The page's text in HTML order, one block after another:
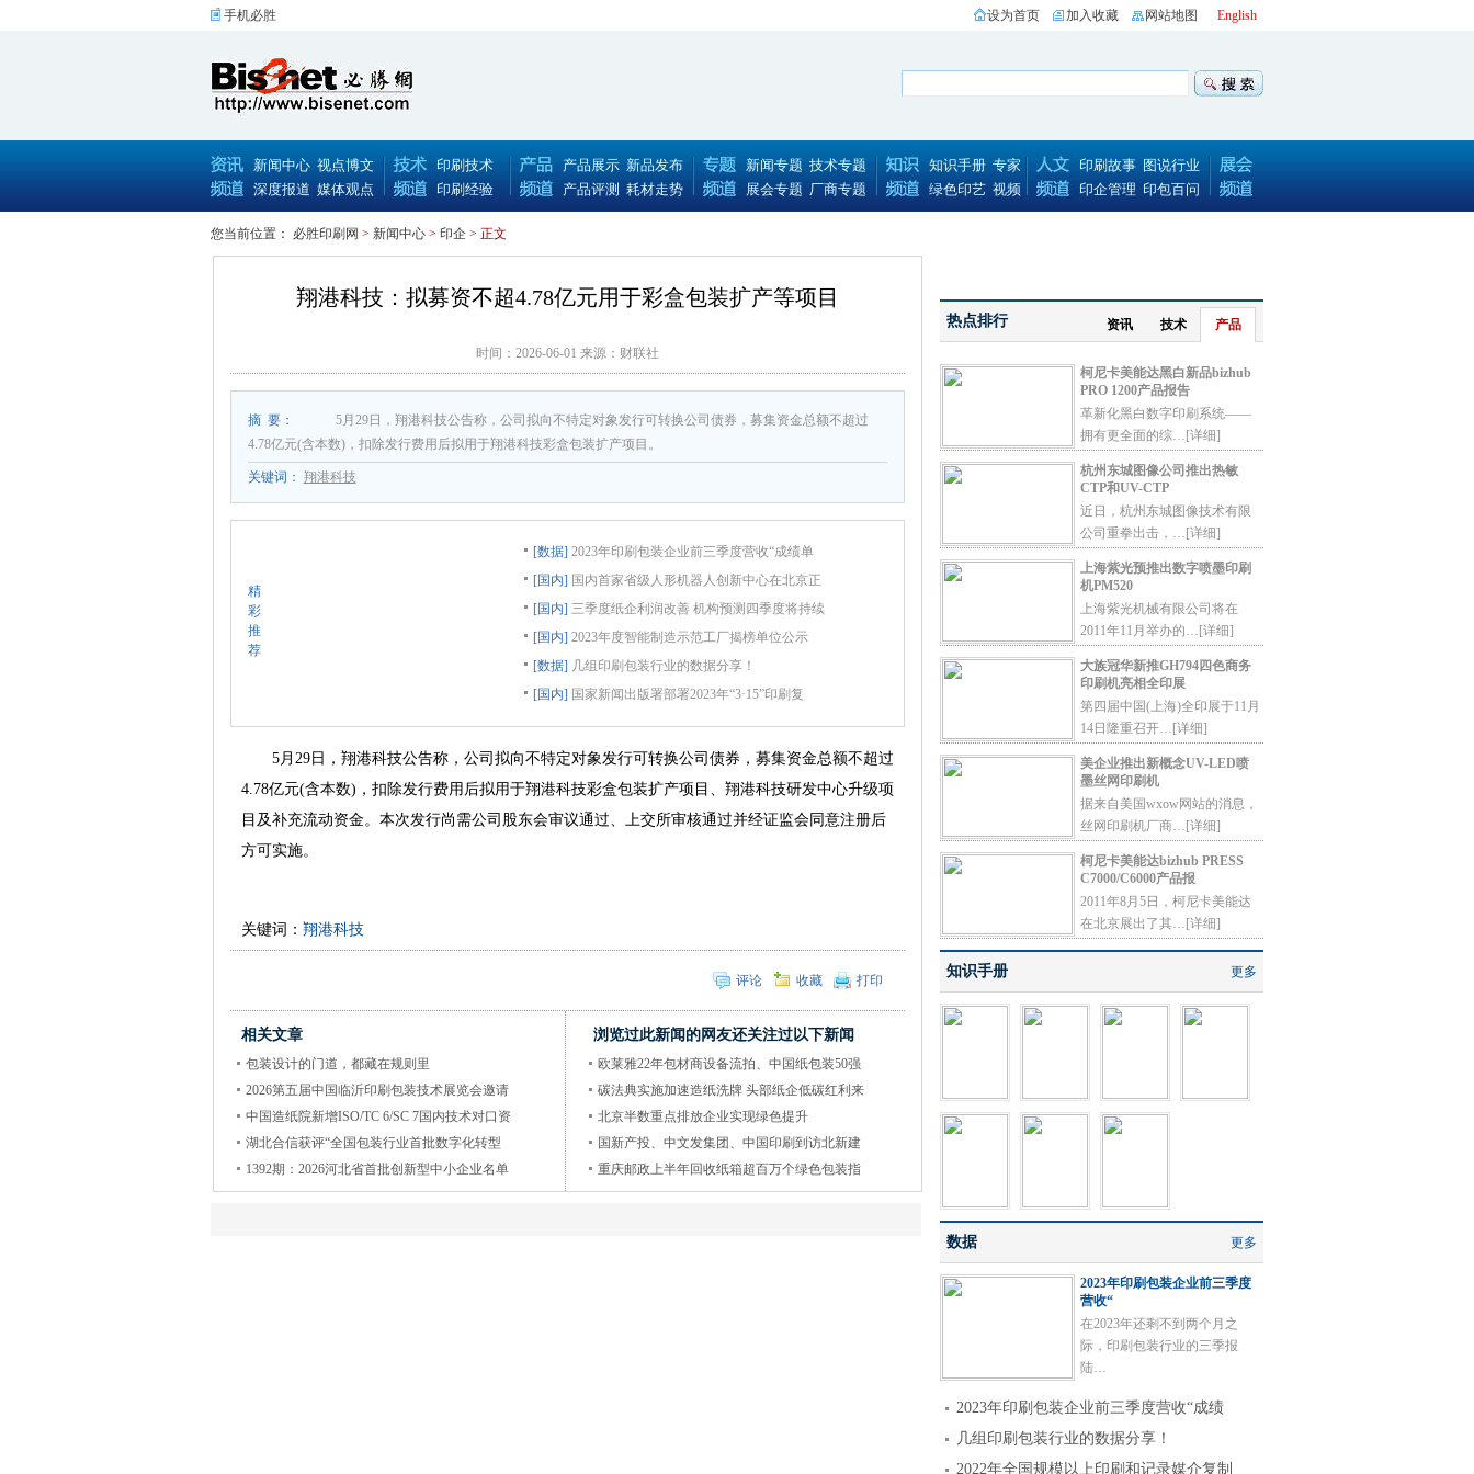
手机必胜 English
网站地图
加入收藏
设为首页
新闻中心 视点博文
深度报道 媒体观点
印刷技术
印刷经验
产品展示 新品发布
产品评测 耗材走势
新闻专题 技术专题
展会专题 厂商专题
知识手册 专家
绿色印艺 视频
印刷故事 图说行业
印企管理 印包百问
您当前位置： 必胜印刷网 > 新闻中心 > 印企 > 正文
翔港科技：拟募资不超4.78亿元用于彩盒包装扩产等项目
时间：2026-06-01 来源：财联社
摘 要：
5月29日，翔港科技公告称，公司拟向不特定对象发行可转换公司债券，募集资金总额不超过
4.78亿元(含本数)，扣除发行费用后拟用于翔港科技彩盒包装扩产项目。
关键词： 翔港科技
精
彩
推
荐
[数据] 2023年印刷包装企业前三季度营收“成绩单
[国内] 国内首家省级人形机器人创新中心在北京正
[国内] 三季度纸企利润改善 机构预测四季度将持续
[国内] 2023年度智能制造示范工厂揭榜单位公示
[数据] 几组印刷包装行业的数据分享！
[国内] 国家新闻出版署部署2023年“3·15”印刷复
5月29日，翔港科技公告称，公司拟向不特定对象发行可转换公司债券，募集资金总额不超过
4.78亿元(含本数)，扣除发行费用后拟用于翔港科技彩盒包装扩产项目、翔港科技研发中心升级项
目及补充流动资金。本次发行尚需公司股东会审议通过、上交所审核通过并经证监会同意注册后
方可实施。
关键词： 翔港科技
评论 收藏 打印
相关文章
包装设计的门道，都藏在规则里
2026第五届中国临沂印刷包装技术展览会邀请
中国造纸院新增ISO/TC 6/SC 7国内技术对口资
湖北合信获评“全国包装行业首批数字化转型
1392期：2026河北省首批创新型中小企业名单
浏览过此新闻的网友还关注过以下新闻
欧莱雅22年包材商设备流拍、中国纸包装50强
碳法典实施加速造纸洗牌 头部纸企低碳红利来
北京半数重点排放企业实现绿色提升
国新产投、中文发集团、中国印刷到访北新建
重庆邮政上半年回收纸箱超百万个绿色包装指
资讯 技术 产品
热点排行
柯尼卡美能达黑白新品bizhub
PRO 1200产品报告
革新化黑白数字印刷系统——
拥有更全面的综… [详细]
杭州东城图像公司推出热敏
CTP和UV-CTP
近日，杭州东城图像技术有限
公司重拳出击，… [详细]
上海紫光预推出数字喷墨印刷
机PM520
上海紫光机械有限公司将在
2011年11月举办的… [详细]
大族冠华新推GH794四色商务
印刷机亮相全印展
第四届中国(上海)全印展于11月
14日隆重召开… [详细]
美企业推出新概念UV-LED喷
墨丝网印刷机
据来自美国wxow网站的消息，
丝网印刷机厂商… [详细]
柯尼卡美能达bizhub PRESS
C7000/C6000产品报
2011年8月5日，柯尼卡美能达
在北京展出了其… [详细]
更多
知识手册
更多
数据
2023年印刷包装企业前三季度
营收“
在2023年还剩不到两个月之
际，印刷包装行业的三季报
陆…
2023年印刷包装企业前三季度营收“成绩
几组印刷包装行业的数据分享！
2022年全国规模以上印刷和记录媒介复制